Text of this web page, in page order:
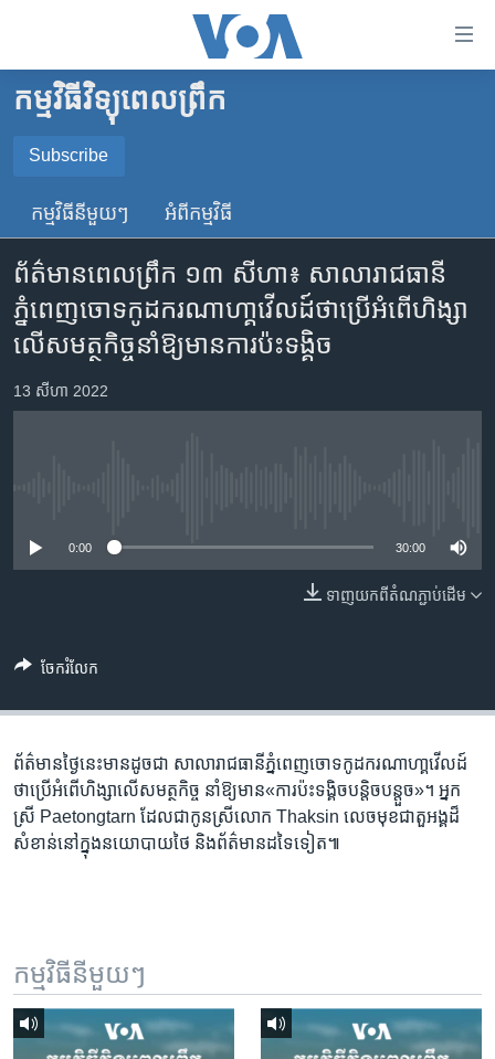
គេហទំព័រ​
ទាក់ទង
រំលង​
ទំព័រ​
ព័ត៌មាន​​
តែ​
ម្តង
និង​
រំលង​
កាន់​
ស្វែង​
កម្ពុជា
អន្តរជាតិ
ចិន
ហេឡូវីអូអេ
កម្ពុជាច្នៃប្រតិដ្ឋ
ព្រឹត្តិការណ៍ព័ត៌មាន
ទូរទស្សន៍ / វីដេអូ​
កម្មវិធីវិទ្យុពេលព្រឹក
Subscribe
SUBSCRIBE
YouTube Music
Spotify
កម្មវិធី​នីមួយៗ អំពី​កម្មវិធី​
ព័ត៌មាន​ពេល​ព្រឹក ១៣ សីហា៖ សាលា​រាជធានី​
ភ្នំពេញ​ចោទ​​កូដករ​ណាហា្គវើលដ៍​ថា​ប្រើអំពើ​ហិង្សា​
លើសមត្ថកិច្ច​នាំឱ្យ​មាន​ការ​​ប៉ះ​ទង្គិច​
13 សីហា 2022
0:00 30:00
ទាញ​យក​ពី​តំណភ្ជាប់​ដើម
ចែករំលែក
ព័ត៌មាន​ថ្ងៃនេះ​មាន​ដូចជា សាលា​រាជធានី​ភ្នំពេញ​ចោទ​​កូដករ​ណាហា្គវើលដ៍​
ថា​ប្រើអំពើ​ហិង្សា​លើសមត្ថកិច្ច​ នាំឱ្យ​មាន​«ការ​​ប៉ះ​ទង្គិច​បន្តិច​បន្តួច»។ អ្នក
ស្រី Paetongtarn ដែល​ជា​កូនស្រី​លោក Thaksin លេច​មុខ​ជា​តួអង្គ​ដ៏​
សំខាន់​នៅ​ក្នុង​នយោបាយ​ថៃ និង​ព័ត៌មាន​ដទៃ​ទៀត៕
កម្មវិធី​នីមួយៗ